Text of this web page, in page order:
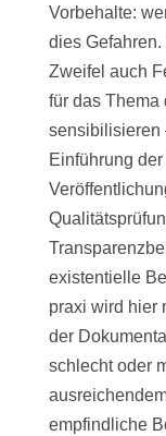
Vorbehalte:
dies
Zweifel auch
für das Thema
sensibilisieren
Einführung
existentielle
praxi wird hier
der
schlecht oder
empfindliche